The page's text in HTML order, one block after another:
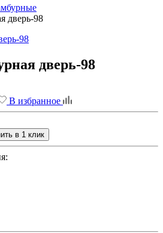
дверь-98
дверь-98
В избранное
в 1 клик